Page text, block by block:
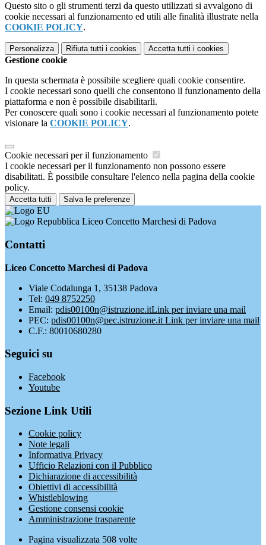
Questo sito o gli strumenti terzi da questo utilizzati si avvalgono di
cookie necessari al funzionamento ed utili alle finalità illustrate nella
COOKIE POLICY.
Personalizza Rifiuta tutti i cookies Accetta tutti i cookies
Gestione cookie
In questa schermata è possibile scegliere quali cookie consentire.
I cookie necessari sono quelli che consentono il funzionamento della
piattaforma e non è possibile disabilitarli.
Per conoscere quali sono i cookie necessari al funzionamento potete
visionare la COOKIE POLICY.
Cookie necessari per il funzionamento
I cookie necessari per il funzionamento non possono essere
disabilitati. È possibile consultare l'elenco nella pagina della cookie
policy.
Accetta tutti Salva le preferenze
Liceo Concetto Marchesi di Padova
Contatti
Liceo Concetto Marchesi di Padova
Viale Codalunga 1, 35138 Padova
Tel: 049 8752250
Email: pdis00100n@istruzione.itLink per inviare una mail
PEC: pdis00100n@pec.istruzione.it Link per inviare una mail
C.F.: 80010680280
Seguici su
Facebook
Youtube
Sezione Link Utili
Cookie policy
Note legali
Informativa Privacy
Ufficio Relazioni con il Pubblico
Dichiarazione di accessibilità
Obiettivi di accessibilità
Whistleblowing
Gestione consensi cookie
Amministrazione trasparente
Pagina visualizzata 508 volte